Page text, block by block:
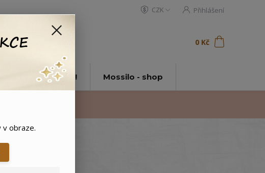
CZK Přihlášení
Hledat 0 Kč
ve světě Mossilo! Mossilo - shop
v obraze.